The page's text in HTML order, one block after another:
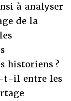
à analyser
de la
historiens ?
t-il entre les